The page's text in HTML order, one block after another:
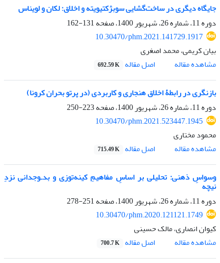
جایگاه دیگری در ساخت‌گشایی سوبژکتیویته و اخلاق: لکان و لویناس
دوره 11، شماره 26، شهریور 1400، صفحه
131-162
10.30470/phm.2021.141729.1917
بیان کریمی، محمد اصغری
مشاهده مقاله
اصل مقاله 692.59 K
بازنگری در رابطۀ اخلاق هنجاری و کاربردی (در پرتو بحران کرونا)
دوره 11، شماره 26، شهریور 1400، صفحه
223-250
10.30470/phm.2021.523447.1945
محمود مختاری
مشاهده مقاله
اصل مقاله 715.49 K
وسواسِ ذهنی: تحلیلی بر اساسِ مفاهیمِ کینه‌توزی و بد‌ـ‌وجدانی نزدِ
نیچه
دوره 11، شماره 26، شهریور 1400، صفحه
251-278
10.30470/phm.2020.121121.1749
کیوان انصاری، مالک حسینی
مشاهده مقاله
اصل مقاله 700.7 K